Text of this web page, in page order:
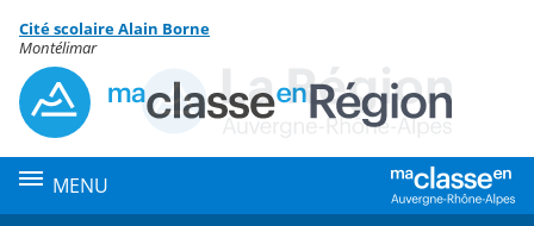
Menu de la rubrique
Contenu
Cité scolaire Alain Borne
Montélimar
MENU